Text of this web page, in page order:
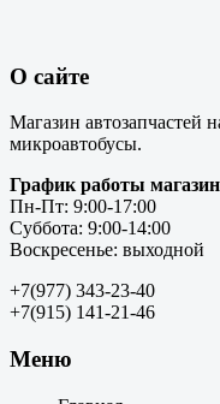
О сайте
Магазин автозапчастей
микроавтобусы.
График работы
Пн-Пт: 9:00-17:00
Суббота: 9:00-14:00
Воскресенье: выходной
+7(977) 343-23-40
+7(915) 141-21-46
Меню